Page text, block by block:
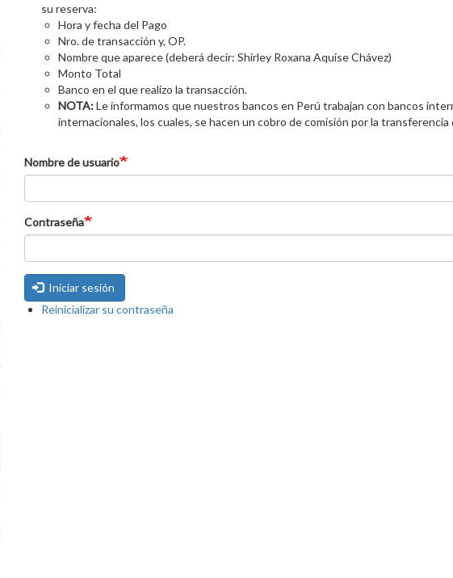
su reserva:
Hora y fecha del Pago
Nro. de transacción y, OP.
Nombre que aparece (deberá decir: Shirley Roxana Aquise Chávez)
Monto Total
Banco en el que realizo la transacción.
NOTA:Le informamos que nuestros bancos en Perú trabajan con bancos
internacionales, los cuales, se hacen un cobro de comisión por la
Nombre de usuario
Contraseña
Iniciar sesión
Reinicializar su contraseña